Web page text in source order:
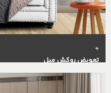
+
تعویض روکش مبل